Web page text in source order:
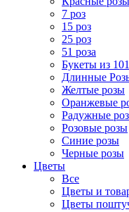
7 роз
15 роз
25 роз
51 роза
Букеты из
Длинные
Желтые розы
Оранжевые
Радужные
Розовые розы
Синие розы
Черные розы
Цветы
Все
Цветы и
Цветы